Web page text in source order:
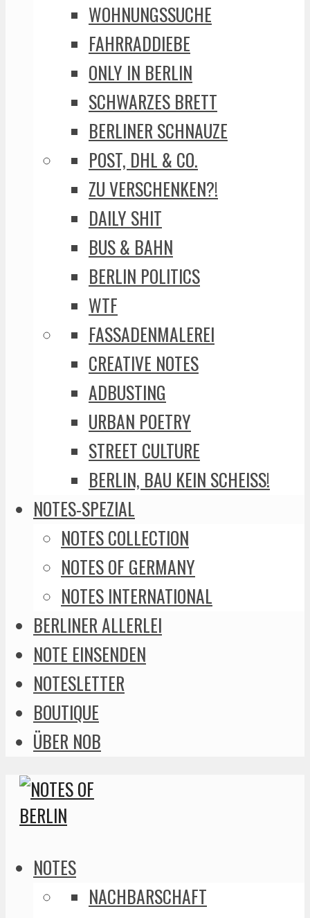
WOHNUNGSSUCHE
FAHRRADDIEBE
ONLY IN BERLIN
SCHWARZES BRETT
BERLINER SCHNAUZE
POST, DHL & CO.
ZU VERSCHENKEN?!
DAILY SHIT
BUS & BAHN
BERLIN POLITICS
WTF
FASSADENMALEREI
CREATIVE NOTES
ADBUSTING
URBAN POETRY
STREET CULTURE
BERLIN, BAU KEIN SCHEISS!
NOTES-SPEZIAL
NOTES COLLECTION
NOTES OF GERMANY
NOTES INTERNATIONAL
BERLINER ALLERLEI
NOTE EINSENDEN
NOTESLETTER
BOUTIQUE
ÜBER NOB
NOTES
NACHBARSCHAFT